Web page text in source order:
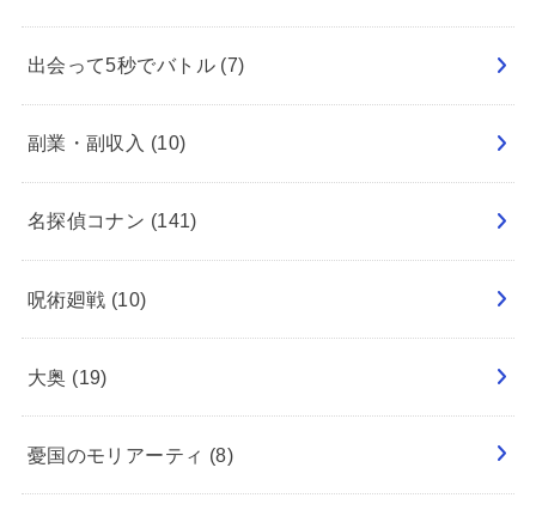
出会って5秒でバトル (7)
副業・副収入 (10)
名探偵コナン (141)
呪術廻戦 (10)
大奥 (19)
憂国のモリアーティ (8)